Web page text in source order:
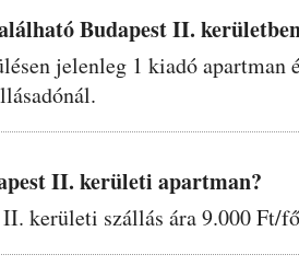
Budapest II.
jelenleg 1 kiadó
II. kerületi apartman?
kerületi szállás ára 9.000